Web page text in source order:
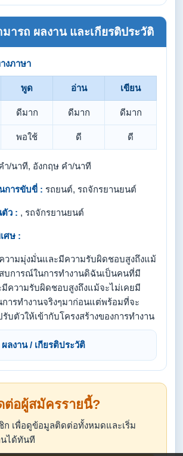
ารถ ผลงาน และเกียรติประวัติ
งภาษา
พูด อ่าน เขียน
ดีมาก ดีมาก ดีมาก
พอใช้ ดี ดี
ำ/นาที, อังกฤษ คำ/นาที
การขับขี่ : รถยนต์, รถจักรยานยนต์
ว : , รถจักรยานยนต์
ศษ :
ามมุ่งมั่นและมีความรับผิดชอบสูงถึงแม้
บการณ์ในการทำงานดิฉันเป็นคนที่มี
ความรับผิดชอบสูงถึงแม้จะไม่เคยมี
ารทำงานจริงๆมาก่อนแต่พร้อมที่จะ
รับตัวให้เข้ากับโครงสร้างของการทำงาน
ลงาน / เกียรติประวัติ
ต่อผู้สมัครรายนี้?
ก เพื่อดูข้อมูลติดต่อทั้งหมดและเริ่ม
นได้ทันที